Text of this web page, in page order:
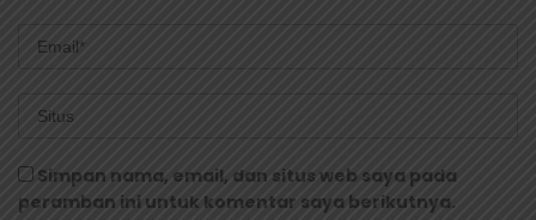
Simpan nama, email, dan situs web saya pada
peramban ini untuk komentar saya berikutnya.